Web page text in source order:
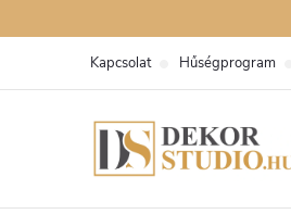
a
Kapcsolat Hűségprogram